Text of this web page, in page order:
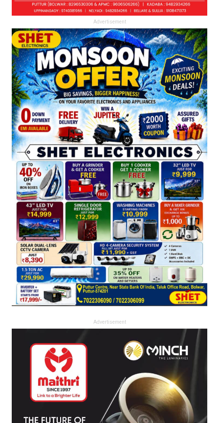
Advertisement
Advertisement